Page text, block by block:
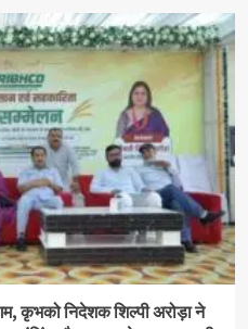
कृभको निदेशक शिल्पी अरोड़ा ने